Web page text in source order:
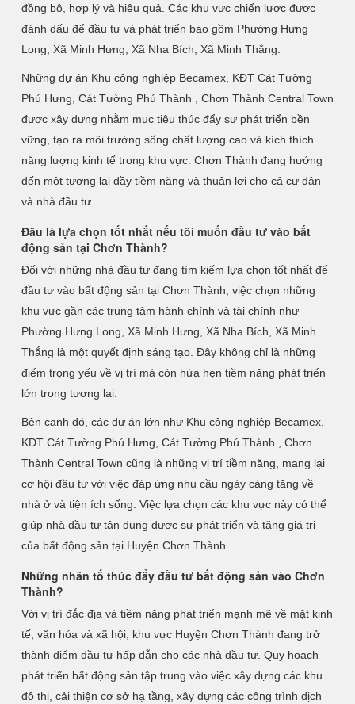
đồng bộ, hợp lý và hiệu quả. Các khu vực chiến lược được
đánh dấu để đầu tư và phát triển bao gồm Phường Hưng
Long, Xã Minh Hưng, Xã Nha Bích, Xã Minh Thắng.
Những dự án Khu công nghiệp Becamex, KĐT Cát Tường
Phú Hưng, Cát Tường Phú Thành , Chơn Thành Central Town
được xây dựng nhằm mục tiêu thúc đẩy sự phát triển bền
vững, tạo ra môi trường sống chất lượng cao và kích thích
năng lượng kinh tế trong khu vực. Chơn Thành đang hướng
đến một tương lai đầy tiềm năng và thuận lợi cho cả cư dân
và nhà đầu tư.
Đâu là lựa chọn tốt nhất nếu tôi muốn đầu tư vào bất
động sản tại Chơn Thành?
Đối với những nhà đầu tư đang tìm kiếm lựa chọn tốt nhất để
đầu tư vào bất động sản tại Chơn Thành, việc chọn những
khu vực gần các trung tâm hành chính và tài chính như
Phường Hưng Long, Xã Minh Hưng, Xã Nha Bích, Xã Minh
Thắng là một quyết định sáng tạo. Đây không chỉ là những
điểm trọng yếu về vị trí mà còn hứa hẹn tiềm năng phát triển
lớn trong tương lai.
Bên cạnh đó, các dự án lớn như Khu công nghiệp Becamex,
KĐT Cát Tường Phú Hưng, Cát Tường Phú Thành , Chơn
Thành Central Town cũng là những vị trí tiềm năng, mang lại
cơ hội đầu tư với việc đáp ứng nhu cầu ngày càng tăng về
nhà ở và tiện ích sống. Việc lựa chọn các khu vực này có thể
giúp nhà đầu tư tận dụng được sự phát triển và tăng giá trị
của bất động sản tại Huyện Chơn Thành.
Những nhân tố thúc đẩy đầu tư bất động sản vào Chơn
Thành?
Với vị trí đắc địa và tiềm năng phát triển mạnh mẽ về mặt kinh
tế, văn hóa và xã hội, khu vực Huyện Chơn Thành đang trở
thành điểm đầu tư hấp dẫn cho các nhà đầu tư. Quy hoạch
phát triển bất động sản tập trung vào việc xây dựng các khu
đô thị, cải thiện cơ sở hạ tầng, xây dựng các công trình dịch